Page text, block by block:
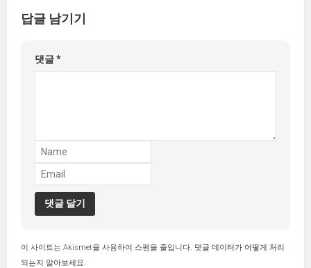
답글 남기기
댓글*
이 사이트는 Akismet을 사용하여 스팸을 줄입니다. 댓글 데이터가 어떻게 처리
되는지 알아보세요.